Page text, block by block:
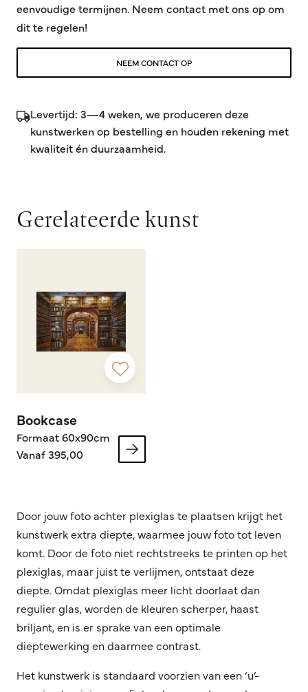
eenvoudige termijnen. Neem contact met ons op om
dit te regelen!
NEEM CONTACT OP
Levertijd: 3—4 weken, we produceren deze
kunstwerken op bestelling en houden rekening met
kwaliteit én duurzaamheid.
Gerelateerde kunst
Bookcase
Formaat 60x90cm
Vanaf 395,00
Door jouw foto achter plexiglas te plaatsen krijgt het
kunstwerk extra diepte, waarmee jouw foto tot leven
komt. Door de foto niet rechtstreeks te printen op het
plexiglas, maar juist te verlijmen, ontstaat deze
diepte. Omdat plexiglas meer licht doorlaat dan
regulier glas, worden de kleuren scherper, haast
briljant, en is er sprake van een optimale
dieptewerking en daarmee contrast.
Het kunstwerk is standaard voorzien van een ‘u’-